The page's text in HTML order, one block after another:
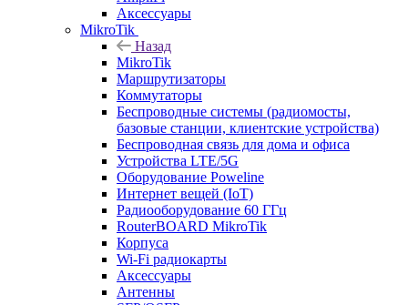
Аксессуары
MikroTik
Назад
MikroTik
Маршрутизаторы
Коммутаторы
Беспроводные системы (радиомосты,
базовые станции, клиентские устройства)
Беспроводная связь для дома и офиса
Устройства LTE/5G
Оборудование Poweline
Интернет вещей (IoT)
Радиооборудование 60 ГГц
RouterBOARD MikroTik
Корпуса
Wi-Fi радиокарты
Аксессуары
Антенны